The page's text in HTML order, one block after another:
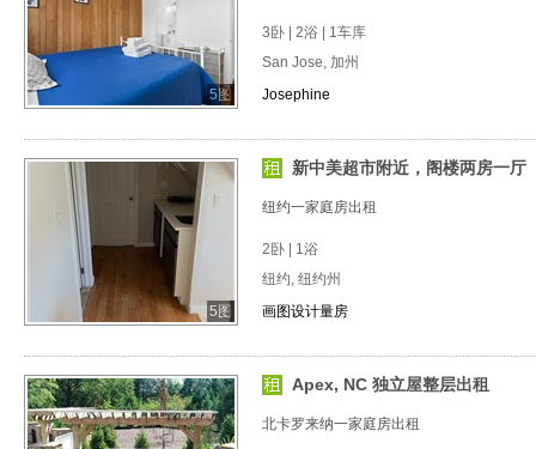
5图
3卧 | 2浴 | 1车库
San Jose, 加州
Josephine
5图
新中美超市附近，阁楼两房一厅
纽约一家庭房出租
2卧 | 1浴
纽约, 纽约州
画图设计量房
Apex, NC 独立屋整层出租
北卡罗来纳一家庭房出租